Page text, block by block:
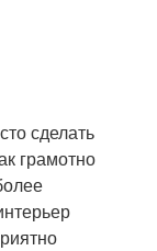
сделать
грамотно